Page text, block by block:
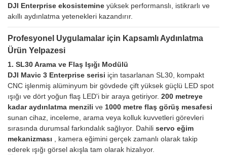
DJI Enterprise ekosistemine yüksek performanslı, istikrarlı ve
akıllı aydınlatma yetenekleri kazandırır.
Profesyonel Uygulamalar için Kapsamlı Aydınlatma
Ürün Yelpazesi
1. SL30 Arama ve Flaş Işığı Modülü
DJI Mavic 3 Enterprise serisi için tasarlanan SL30, kompakt
CNC işlenmiş alüminyum bir gövdede çift yüksek güçlü LED spot
ışığı ve dört yoğun flaş LED'i bir araya getiriyor. 200 metreye
kadar aydınlatma menzili ve 1000 metre flaş görüş mesafesi
sunan cihaz, inceleme, arama veya kolluk kuvvetleri görevleri
sırasında durumsal farkındalık sağlıyor. Dahili servo eğim
mekanizması , kamera eğimini gerçek zamanlı olarak takip
ederek ışığı görsel akışla tam olarak hizalıyor.